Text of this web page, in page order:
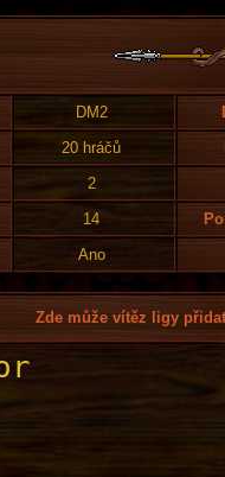
DM2
20 hráčů
2
14
Ano
Zde může vítěz ligy